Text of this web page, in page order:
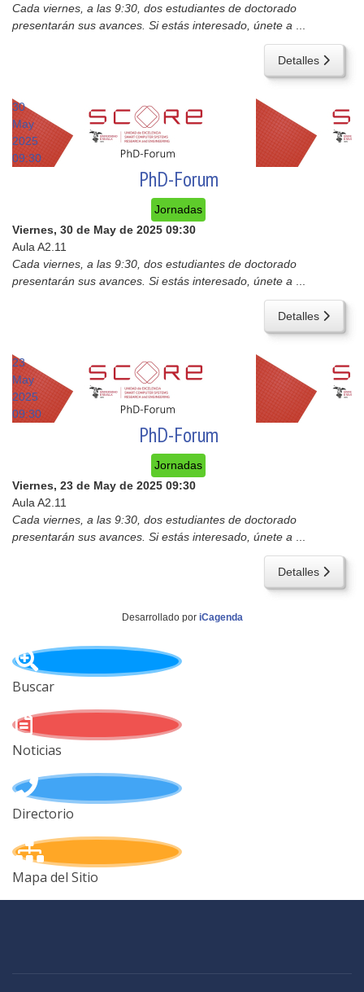
Cada viernes, a las 9:30, dos estudiantes de doctorado
presentarán sus avances. Si estás interesado, únete a
Detalles
30
May
2025
09:30
PhD-Forum
Jornadas
Viernes, 30 de May de 2025 09:30
Aula A2.11
Cada viernes, a las 9:30, dos estudiantes de doctorado
presentarán sus avances. Si estás interesado, únete a
Detalles
23
May
2025
09:30
PhD-Forum
Jornadas
Viernes, 23 de May de 2025 09:30
Aula A2.11
Cada viernes, a las 9:30, dos estudiantes de doctorado
presentarán sus avances. Si estás interesado, únete a
Detalles
Desarrollado por iCagenda
Buscar
Noticias
Directorio
Mapa del Sitio